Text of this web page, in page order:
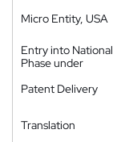
Micro Entity, USA
Entry into National
Phase under
Patent Delivery
Translation